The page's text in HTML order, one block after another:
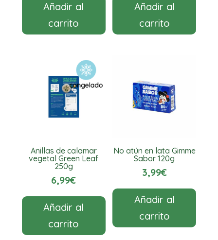
Añadir al
carrito
Añadir al
carrito
Anillas de calamar
vegetal Green Leaf
250g
6,99€
Añadir al
carrito
No atún en lata Gimme
Sabor 120g
3,99€
Añadir al
carrito